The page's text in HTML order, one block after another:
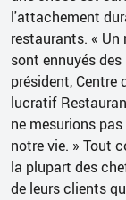
l'attachement
restaurants. «
sont ennuyés
président, Centre
lucratif
ne mesurions
notre vie. » Tout
la plupart des
de leurs clients